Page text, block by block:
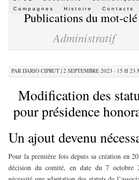
au
contenu
Campagnes
Histoire Contacts
Publications du mot-
Administratif
PAR DARIO CIPRUT |2 SEPTEMBRE 2023 · 15 H 23
Modification des
pour présidence
Un ajout devenu
Pour la première fois depuis sa création en
décision du comité, en date du 7 octobre